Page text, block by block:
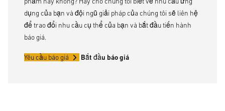
dụng của bạn và đội ngũ giải pháp của chúng tôi sẽ liên hệ
để trao đổi nhu cầu cụ thể của bạn và bắt đầu tiến hành
báo giá.
Yêu cầu báo giá Bắt đầu báo giá